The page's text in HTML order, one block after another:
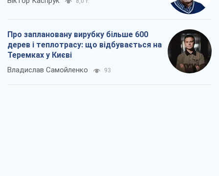
Про заплановану вирубку більше 600
дерев і теплотрасу: що відбувається на
Теремках у Києві
Владислав Самойленко 93